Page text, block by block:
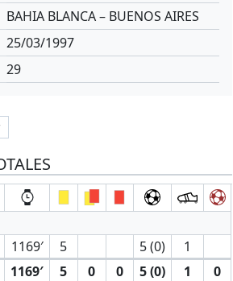
BAHIA BLANCA – BUENOS AIRES
25/03/1997
29
1169′ 5 5 (0)
1
1169′ 5 0 0 5 (0) 1 0